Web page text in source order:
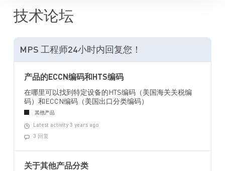
技术论坛
MPS 工程师24小时内回复您！
产品的ECCN编码和HTS编码
在哪里可以找到特定设备的HTS编码（美国海关关税编
码）和ECCN编码（美国出口分类编码）
其他产品
Latest activity 3 years ago
3 回复
关于其他产品分类